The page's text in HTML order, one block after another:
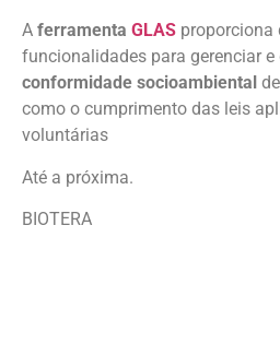
A ferramenta GLAS proporciona
funcionalidades para gerenciar e
conformidade socioambiental
como o cumprimento das leis
voluntárias
Até a próxima.
BIOTERA